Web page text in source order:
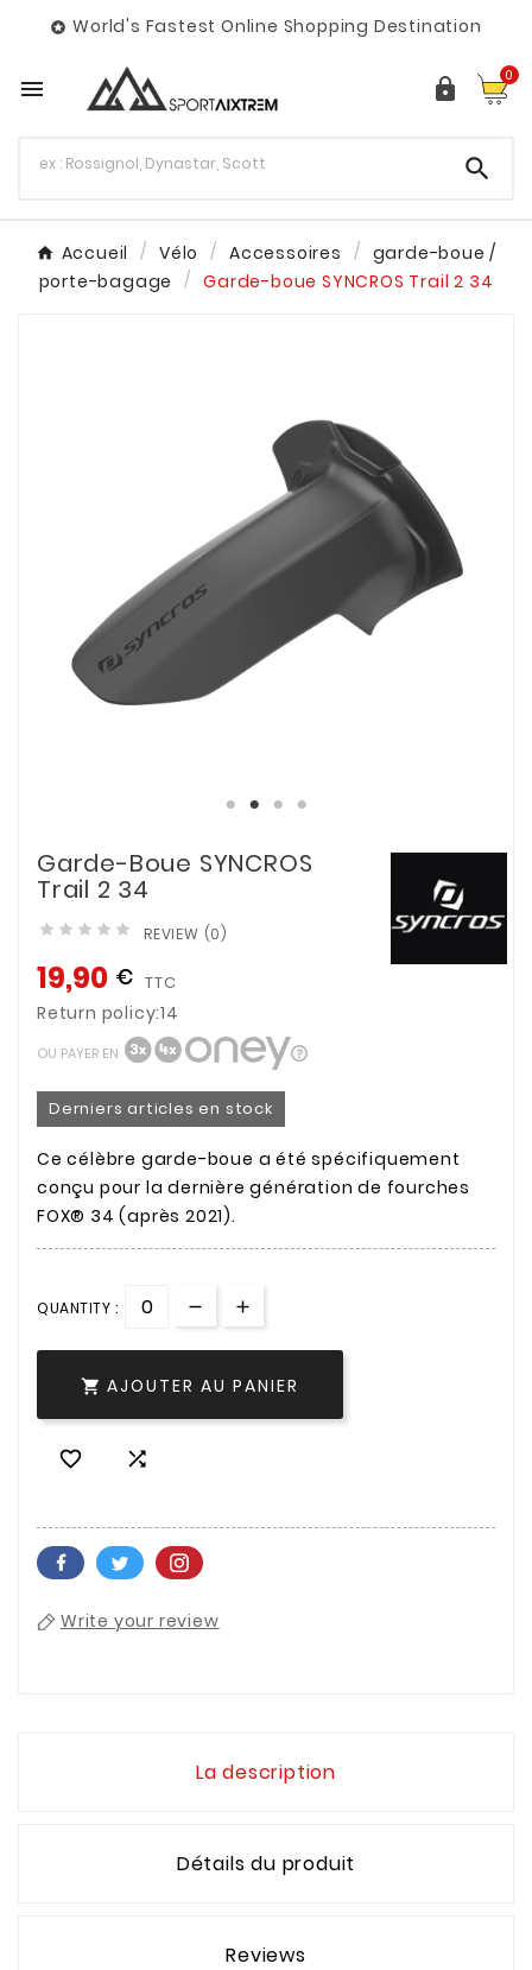
 World's Fastest Online Shopping Destination
  0

Accueil Vélo Accessoires
garde-boue /
porte-bagage
Garde-boue SYNCROS Trail 2 34
Garde-Boue SYNCROS
Trail 2 34
     REVIEW (0)
19,90 € TTC
Return policy:14
OU PAYER EN
Derniers articles en stock
Ce célèbre garde-boue a été spécifiquement
conçu pour la dernière génération de fourches
FOX® 34 (après 2021).
QUANTITY :
 AJOUTER AU PANIER
 
Write your review
La description
Détails du produit
Reviews